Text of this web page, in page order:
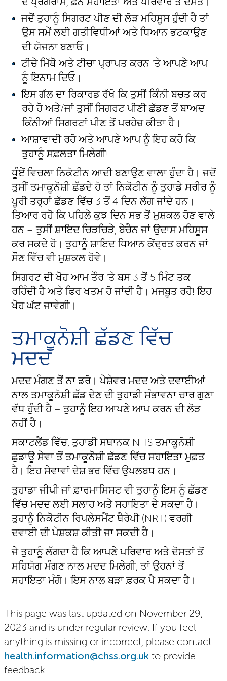
ਜਦੋਂ ਤੁਹਾਨੂੰ ਸਿਗਰਟ ਪੀਣ ਦੀ ਲੋੜ ਮਹਿਸੂਸ ਹੁੰਦੀ ਹੈ ਤਾਂ
ਉਸ ਸਮੇਂ ਲਈ ਗਤੀਵਿਧੀਆਂ ਅਤੇ ਧਿਆਨ ਭਟਕਾਉਣ
ਦੀ ਯੋਜਨਾ ਬਣਾਓ।
ਟੀਚੇ ਮਿੱਥੋ ਅਤੇ ਟੀਚਾ ਪ੍ਰਾਪਤ ਕਰਨ ‘ਤੇ ਆਪਣੇ ਆਪ
ਨੂੰ ਇਨਾਮ ਦਿਓ।
ਇਸ ਗੱਲ ਦਾ ਰਿਕਾਰਡ ਰੱਖੋ ਕਿ ਤੁਸੀਂ ਕਿੰਨੀ ਬਚਤ ਕਰ
ਰਹੇ ਹੋ ਅਤੇ/ਜਾਂ ਤੁਸੀਂ ਸਿਗਰਟ ਪੀਣੀ ਛੱਡਣ ਤੋਂ ਬਾਅਦ
ਕਿੰਨੀਆਂ ਸਿਗਰਟਾਂ ਪੀਣ ਤੋਂ ਪਰਹੇਜ਼ ਕੀਤਾ ਹੈ।
ਆਸ਼ਾਵਾਦੀ ਰਹੋ ਅਤੇ ਆਪਣੇ ਆਪ ਨੂੰ ਇਹ ਕਹੋ ਕਿ
ਤੁਹਾਨੂੰ ਸਫ਼ਲਤਾ ਮਿਲੇਗੀ!
ਧੂੰਏਂ ਵਿਚਲਾ ਨਿਕੋਟੀਨ ਆਦੀ ਬਣਾਉਣ ਵਾਲਾ ਹੁੰਦਾ ਹੈ। ਜਦੋਂ
ਤੁਸੀਂ ਤਮਾਕੂਨੋਸ਼ੀ ਛੱਡਦੇ ਹੋ ਤਾਂ ਨਿਕੋਟੀਨ ਨੂੰ ਤੁਹਾਡੇ ਸਰੀਰ ਨੂੰ
ਪੂਰੀ ਤਰ੍ਹਾਂ ਛੱਡਣ ਵਿੱਚ 3 ਤੋਂ 4 ਦਿਨ ਲੱਗ ਜਾਂਦੇ ਹਨ।
ਤਿਆਰ ਰਹੋ ਕਿ ਪਹਿਲੇ ਕੁਝ ਦਿਨ ਸਭ ਤੋਂ ਮੁਸ਼ਕਲ ਹੋਣ ਵਾਲੇ
ਹਨ – ਤੁਸੀਂ ਸ਼ਾਇਦ ਚਿੜਚਿੜੇ, ਬੇਚੈਨ ਜਾਂ ਉਦਾਸ ਮਹਿਸੂਸ
ਕਰ ਸਕਦੇ ਹੋ। ਤੁਹਾਨੂੰ ਸ਼ਾਇਦ ਧਿਆਨ ਕੇਂਦ੍ਰਤ ਕਰਨ ਜਾਂ
ਸੌਣ ਵਿੱਚ ਵੀ ਮੁਸ਼ਕਲ ਹੋਵੇ।
ਸਿਗਰਟ ਦੀ ਖੋਹ ਆਮ ਤੌਰ ‘ਤੇ ਬਸ 3 ਤੋਂ 5 ਮਿੰਟ ਤਕ
ਰਹਿੰਦੀ ਹੈ ਅਤੇ ਫਿਰ ਖਤਮ ਹੋ ਜਾਂਦੀ ਹੈ। ਮਜਬੂਤ ਰਹੋ! ਇਹ
ਖੋਹ ਘੱਟ ਜਾਵੇਗੀ।
ਤਮਾਕੂਨੋਸ਼ੀ ਛੱਡਣ ਵਿੱਚ
ਮਦਦ
ਮਦਦ ਮੰਗਣ ਤੋਂ ਨਾ ਡਰੋ। ਪੇਸ਼ੇਵਰ ਮਦਦ ਅਤੇ ਦਵਾਈਆਂ
ਨਾਲ ਤਮਾਕੂਨੋਸ਼ੀ ਛੱਡ ਦੇਣ ਦੀ ਤੁਹਾਡੀ ਸੰਭਾਵਨਾ ਚਾਰ ਗੁਣਾ
ਵੱਧ ਹੁੰਦੀ ਹੈ – ਤੁਹਾਨੂੰ ਇਹ ਆਪਣੇ ਆਪ ਕਰਨ ਦੀ ਲੋੜ
ਨਹੀਂ ਹੈ।
ਸਕਾਟਲੈਂਡ ਵਿੱਚ, ਤੁਹਾਡੀ ਸਥਾਨਕ NHS ਤਮਾਕੂਨੋਸ਼ੀ
ਛੁਡਾਊ ਸੇਵਾ ਤੋਂ ਤਮਾਕੂਨੋਸ਼ੀ ਛੱਡਣ ਵਿੱਚ ਸਹਾਇਤਾ ਮੁਫ਼ਤ
ਹੈ। ਇਹ ਸੇਵਾਵਾਂ ਦੇਸ਼ ਭਰ ਵਿੱਚ ਉਪਲਬਧ ਹਨ।
ਤੁਹਾਡਾ ਜੀਪੀ ਜਾਂ ਫ਼ਾਰਮਾਸਿਸਟ ਵੀ ਤੁਹਾਨੂੰ ਇਸ ਨੂੰ ਛੱਡਣ
ਵਿੱਚ ਮਦਦ ਲਈ ਸਲਾਹ ਅਤੇ ਸਹਾਇਤਾ ਦੇ ਸਕਦਾ ਹੈ।
ਤੁਹਾਨੂੰ ਨਿਕੋਟੀਨ ਰਿਪਲੇਸਮੈਂਟ ਥੈਰੇਪੀ (NRT) ਵਰਗੀ
ਦਵਾਈ ਦੀ ਪੇਸ਼ਕਸ਼ ਕੀਤੀ ਜਾ ਸਕਦੀ ਹੈ।
ਜੇ ਤੁਹਾਨੂੰ ਲੱਗਦਾ ਹੈ ਕਿ ਆਪਣੇ ਪਰਿਵਾਰ ਅਤੇ ਦੋਸਤਾਂ ਤੋਂ
ਸਹਿਯੋਗ ਮੰਗਣ ਨਾਲ ਮਦਦ ਮਿਲੇਗੀ, ਤਾਂ ਉਹਨਾਂ ਤੋਂ
ਸਹਾਇਤਾ ਮੰਗੋ। ਇਸ ਨਾਲ ਬੜਾ ਫ਼ਰਕ ਪੈ ਸਕਦਾ ਹੈ।
This page was last updated on November 29,
2023 and is under regular review. If you feel
anything is missing or incorrect, please contact
health.information@chss.org.uk to provide
feedback.